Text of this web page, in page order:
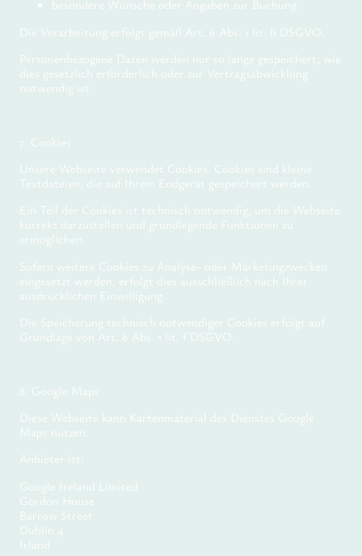
besondere Wünsche oder Angaben zur Buchung
Die Verarbeitung erfolgt gemäß Art. 6 Abs. 1 lit. b DSGVO.
Personenbezogene Daten werden nur so lange gespeichert, wie
dies gesetzlich erforderlich oder zur Vertragsabwicklung
notwendig ist.
7. Cookies
Unsere Webseite verwendet Cookies. Cookies sind kleine
Textdateien, die auf Ihrem Endgerät gespeichert werden.
Ein Teil der Cookies ist technisch notwendig, um die Webseite
korrekt darzustellen und grundlegende Funktionen zu
ermöglichen.
Sofern weitere Cookies zu Analyse- oder Marketingzwecken
eingesetzt werden, erfolgt dies ausschließlich nach Ihrer
ausdrücklichen Einwilligung.
Die Speicherung technisch notwendiger Cookies erfolgt auf
Grundlage von Art. 6 Abs. 1 lit. f DSGVO.
8. Google Maps
Diese Webseite kann Kartenmaterial des Dienstes Google
Maps nutzen.
Anbieter ist:
Google Ireland Limited
Gordon House
Barrow Street
Dublin 4
Irland